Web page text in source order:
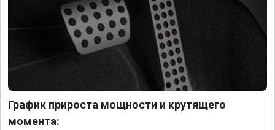
График прироста мощности и крутящего
момента: